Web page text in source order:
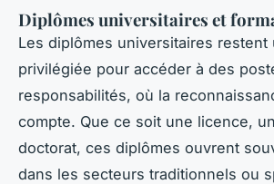
Diplômes universitaires et
Les diplômes universitaires restent
privilégiée pour accéder à des
responsabilités, où la
compte. Que ce soit une licence,
doctorat, ces diplômes ouvrent
dans les secteurs traditionnels ou